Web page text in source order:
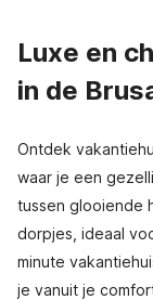
Luxe en
in de
Ontdek
waar je een
tussen glooiende
dorpjes, ideaal
minute
je vanuit je